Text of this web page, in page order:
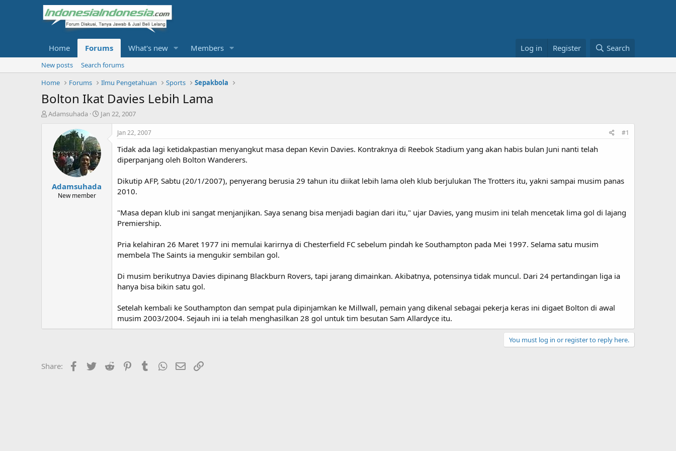
Home Forums What's new Members Log in Register Search
New posts
Search forums
Home
Forums Ilmu Pengetahuan Sports Sepakbola
Bolton Ikat Davies Lebih Lama
T
Adamsuhada
S
t
d
e
Jan 22, 2007
Adamsuhada
New member
Jan 22, 2007 #1
Tidak ada lagi ketidakpastian menyangkut masa depan Kevin Davies. Kontraknya di Reebok Stadium yang akan habis bulan Juni nanti telah
diperpanjang oleh Bolton Wanderers.
Dikutip AFP, Sabtu (20/1/2007), penyerang berusia 29 tahun itu diikat lebih lama oleh klub berjulukan The Trotters itu, yakni sampai musim panas
2010.
"Masa depan klub ini sangat menjanjikan. Saya senang bisa menjadi bagian dari itu," ujar Davies, yang musim ini telah mencetak lima gol di lajang
Premiership.
Pria kelahiran 26 Maret 1977 ini memulai karirnya di Chesterfield FC sebelum pindah ke Southampton pada Mei 1997. Selama satu musim
membela The Saints ia mengukir sembilan gol.
Di musim berikutnya Davies dipinang Blackburn Rovers, tapi jarang dimainkan. Akibatnya, potensinya tidak muncul. Dari 24 pertandingan liga ia
hanya bisa bikin satu gol.
Setelah kembali ke Southampton dan sempat pula dipinjamkan ke Millwall, pemain yang dikenal sebagai pekerja keras ini digaet Bolton di awal
musim 2003/2004. Sejauh ini ia telah menghasilkan 28 gol untuk tim besutan Sam Allardyce itu.
You must log in or register to reply here.
Share: Facebook
Twitter Reddit PinterestTumblrWhatsApp
Email